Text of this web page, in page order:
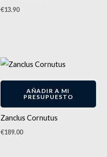
€13.90
AÑADIR A MI
PRESUPUESTO
Zanclus Cornutus
€189.00